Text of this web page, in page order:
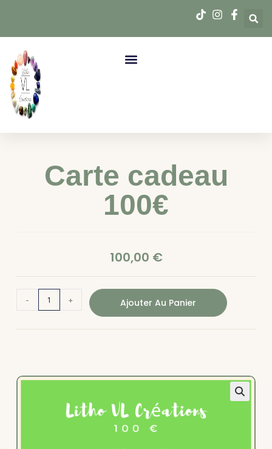
Carte cadeau
100€
100,00 €
- + Ajouter Au Panier